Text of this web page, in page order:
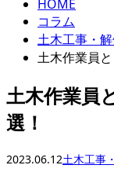
HOME
コラム
土木工事・
土木作業員
土木作業員
選！
2023.06.12土木工事